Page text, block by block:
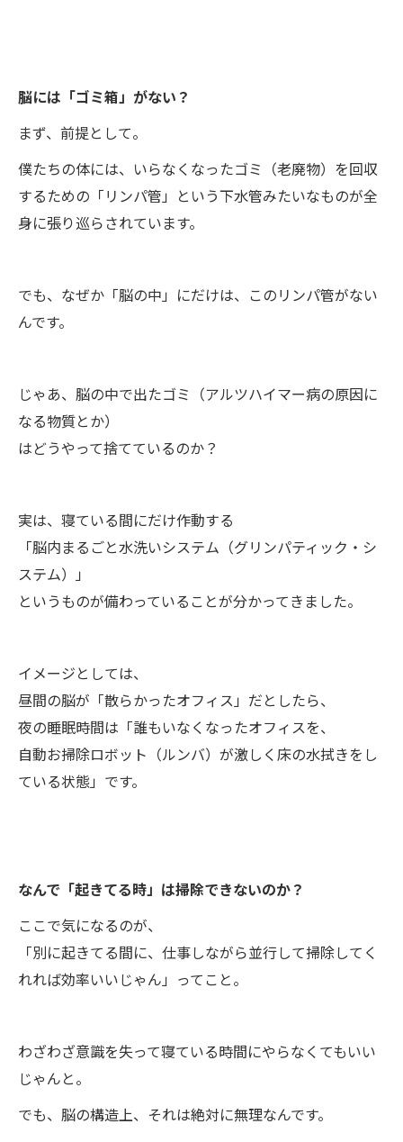
脳には「ゴミ箱」がない？
まず、前提として。
僕たちの体には、いらなくなったゴミ（老廃物）を回収
するための「リンパ管」という下水管みたいなものが全
身に張り巡らされています。
でも、なぜか「脳の中」にだけは、このリンパ管がない
んです。
じゃあ、脳の中で出たゴミ（アルツハイマー病の原因に
なる物質とか）
はどうやって捨てているのか？
実は、寝ている間にだけ作動する
「脳内まるごと水洗いシステム（グリンパティック・シ
ステム）」
というものが備わっていることが分かってきました。
イメージとしては、
昼間の脳が「散らかったオフィス」だとしたら、
夜の睡眠時間は「誰もいなくなったオフィスを、
自動お掃除ロボット（ルンバ）が激しく床の水拭きをし
ている状態」です。
なんで「起きてる時」は掃除できないのか？
ここで気になるのが、
「別に起きてる間に、仕事しながら並行して掃除してく
れれば効率いいじゃん」ってこと。
わざわざ意識を失って寝ている時間にやらなくてもいい
じゃんと。
でも、脳の構造上、それは絶対に無理なんです。